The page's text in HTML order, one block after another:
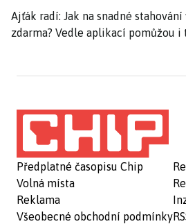
Ajťák radí: Jak na snadné
zdarma? Vedle aplikací pomůžou
Předplatné časopisu Chip
Volná místa
Reklama
Všeobecné obchodní podmínky